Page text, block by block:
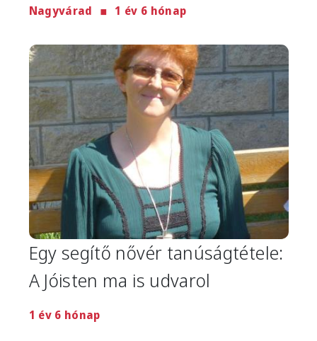
Nagyvárad 1 év 6 hónap
Image
Egy segítő nővér tanúságtétele:
A Jóisten ma is udvarol
1 év 6 hónap